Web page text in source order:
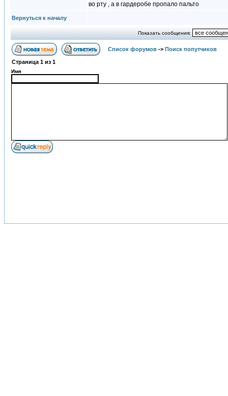
во рту , а в гардеробе пропало пальто
Вернуться к началу
Показать сообщения:
Список форумов -> Поиск попутчиков
Страница 1 из 1
Имя